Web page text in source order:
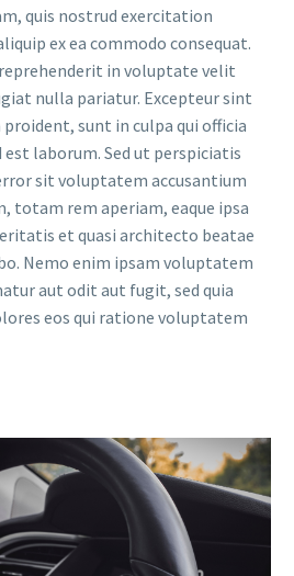
quis nostrud exercitation
ex ea commodo consequat.
in voluptate velit
nulla pariatur. Excepteur sint
sunt in culpa qui officia
laborum. Sed ut perspiciatis
sit voluptatem accusantium
totam rem aperiam, eaque ipsa
et quasi architecto beatae
Nemo enim ipsam voluptatem
aut odit aut fugit, sed quia
eos qui ratione voluptatem